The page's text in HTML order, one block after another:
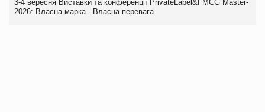
3-4 вересня Виставки та конференції PrivateLabel&FMCG Master-
2026: Власна марка - Власна перевага